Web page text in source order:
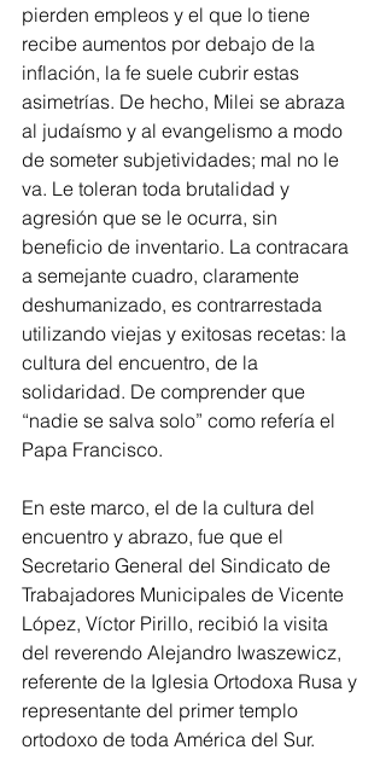
pierden empleos y el que lo tiene
recibe aumentos por debajo de la
inflación, la fe suele cubrir estas
asimetrías. De hecho, Milei se abraza
al judaísmo y al evangelismo a modo
de someter subjetividades; mal no le
va. Le toleran toda brutalidad y
agresión que se le ocurra, sin
beneficio de inventario. La contracara
a semejante cuadro, claramente
deshumanizado, es contrarrestada
utilizando viejas y exitosas recetas: la
cultura del encuentro, de la
solidaridad. De comprender que
“nadie se salva solo” como refería el
Papa Francisco.
En este marco, el de la cultura del
encuentro y abrazo, fue que el
Secretario General del Sindicato de
Trabajadores Municipales de Vicente
López, Víctor Pirillo, recibió la visita
del reverendo Alejandro Iwaszewicz,
referente de la Iglesia Ortodoxa Rusa y
representante del primer templo
ortodoxo de toda América del Sur.